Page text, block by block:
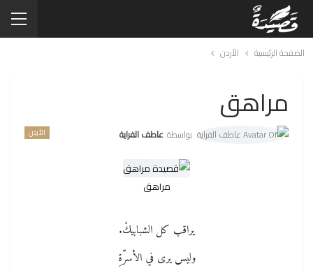
الصفحة الرئيسية الأردن
مراهق
الأردن بواسطة عاطف الفراية
مراهق
يراقب كل الشبابيكْ.
وليس يرى في الأسرّةِ